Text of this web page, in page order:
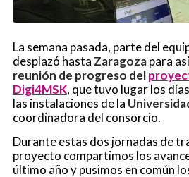
La semana pasada, parte del
desplazó hasta Zaragozapara
reunión de progreso del
Digi4MSK, que tuvo lugar los días
las instalaciones de la
coordinadora del consorcio.
Durante estas dos jornadas de
proyecto compartimos los
último año y pusimos en común